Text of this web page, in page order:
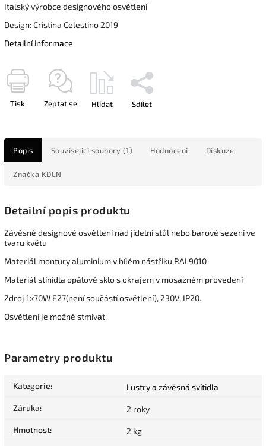
Italský výrobce designového osvětlení
Design: Cristina Celestino 2019
Detailní informace
Tisk Zeptat se Hlídat Sdílet
Popis Související soubory (1) Hodnocení Diskuze
Značka KDLN
Detailní popis produktu
Závěsné designové osvětlení nad jídelní stůl nebo barové sezení ve
tvaru květu
Materiál montury aluminium v bílém nástřiku RAL9010
Materiál stínidla opálové sklo s okrajem v mosazném provedení
Zdroj 1x70W E27(není součástí osvětlení), 230V, IP20.
Osvětlení je možné stmívat
Parametry produktu
Kategorie: Lustry a závěsná svítidla
Záruka: 2 roky
Hmotnost: 2 kg